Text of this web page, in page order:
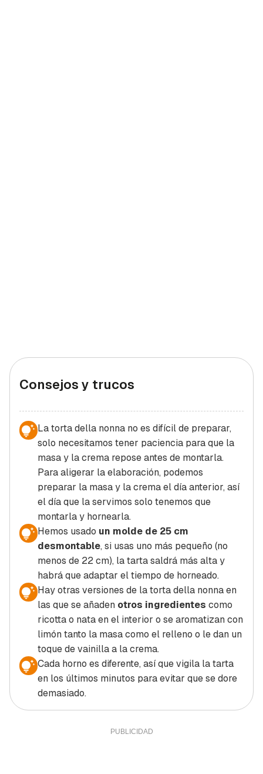
Consejos y trucos
La torta della nonna no es difícil de preparar,
solo necesitamos tener paciencia para que la
masa y la crema repose antes de montarla.
Para aligerar la elaboración, podemos
preparar la masa y la crema el día anterior, así
el día que la servimos solo tenemos que
montarla y hornearla.
Hemos usado un molde de 25 cm
desmontable, si usas uno más pequeño (no
menos de 22 cm), la tarta saldrá más alta y
habrá que adaptar el tiempo de horneado.
Hay otras versiones de la torta della nonna en
las que se añaden otros ingredientes como
ricotta o nata en el interior o se aromatizan con
limón tanto la masa como el relleno o le dan un
toque de vainilla a la crema.
Cada horno es diferente, así que vigila la tarta
en los últimos minutos para evitar que se dore
demasiado.